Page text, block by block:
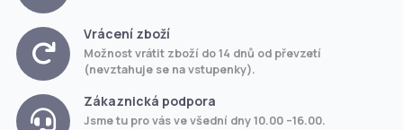
Vrácení zboží
Možnost vrátit zboží do 14 dnů od převzetí
(nevztahuje se na vstupenky).
Zákaznická podpora
Jsme tu pro vás ve všední dny 10.00 –16.00.